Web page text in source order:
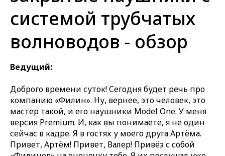
системой трубчатых
волноводов - обзор
Ведущий:
Доброго времени суток! Сегодня будет речь про
компанию «Филин». Ну, вернее, это человек, это
мастер такой, и его наушники Model One. У меня
версия Premium. И, как вы понимаете, я не один
сейчас в кадре. Я в гостях у моего друга Артёма.
Привет, Артём! Привет, Валер! Привёз с собой